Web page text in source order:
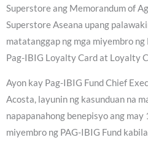
Superstore ang Memorandum of
Superstore Aseana upang
matatanggap ng mga miyembro
Pag-IBIG Loyalty Card at Loyalty
Ayon kay Pag-IBIG Fund Chief
Acosta, layunin ng kasunduan na
napapanahong benepisyo ang
miyembro ng PAG-IBIG Fund